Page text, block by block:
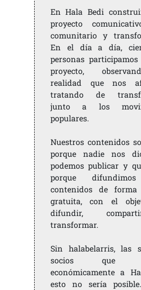
En Hala Bedi
proyecto
comunitario y
En el día a día,
personas
proyecto,
realidad que nos
tratando de
junto a los
populares.
Nuestros contenidos
porque nadie nos
podemos publicar y
porque
contenidos de
gratuita, con el
difundir,
transformar.
Sin halabelarris, las
socios que
económicamente a
esto no sería